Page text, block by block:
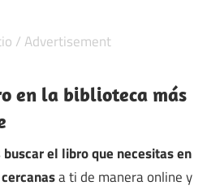
en la biblioteca más
buscar el libro que necesitas en
a ti de manera online y